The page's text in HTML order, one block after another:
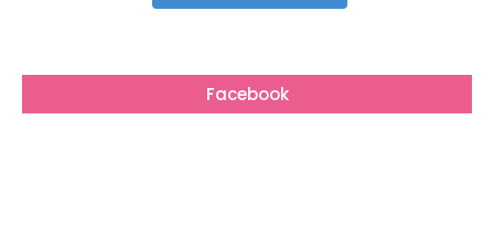
Facebook